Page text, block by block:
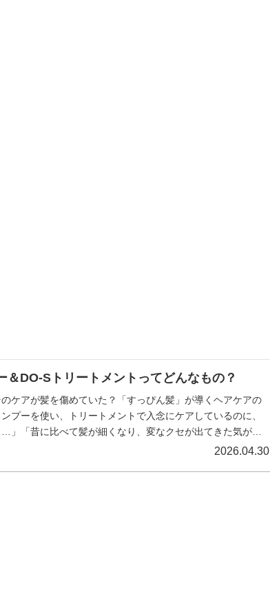
＆DO-Sトリートメントってどんなもの？
のケアが髪を傷めていた？「すっぴん髪」が導くヘアケアの
プーを使い、トリートメントで入念にケアしているのに、
」「昔に比べて髪が細くなり、変なクセが出てきた気がす
2026.04.30